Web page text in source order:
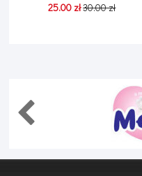
25.00 zł30.00 zł